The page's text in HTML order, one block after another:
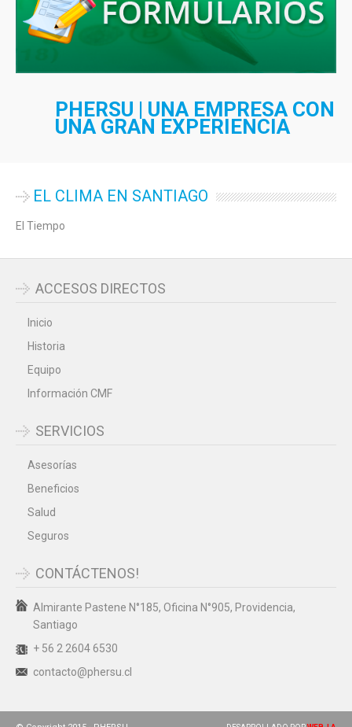
PHERSU | UNA EMPRESA CON
UNA GRAN EXPERIENCIA
EL CLIMA EN SANTIAGO
El Tiempo
ACCESOS DIRECTOS
Inicio
Historia
Equipo
Información CMF
SERVICIOS
Asesorías
Beneficios
Salud
Seguros
CONTÁCTENOS!
Almirante Pastene N°185, Oficina N°905, Providencia,
Santiago
+ 56 2 2604 6530
contacto@phersu.cl